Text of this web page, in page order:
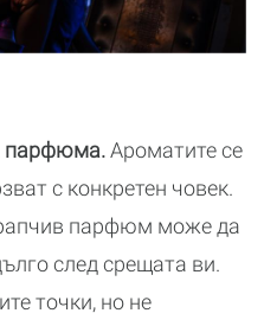
парфюма.Ароматите се
с конкретен човек.
парфюм може да
след срещата ви.
точки, но не